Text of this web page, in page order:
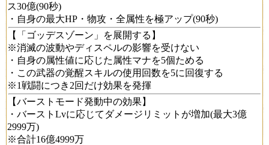
ス30億(90秒)
・自身の最大HP・物攻・全属性を極アップ(90秒)
【「ゴッデスゾーン」を展開する】
※消滅の波動やディスペルの影響を受けない
・自身の属性値に応じた属性マナを5個ためる
・この武器の覚醒スキルの使用回数を5に回復する
※1戦闘につき2回だけ効果を発揮
【バーストモード発動中の効果】
・バーストLvに応じてダメージリミットが増加(最大3億
2999万)
※合計16億4999万